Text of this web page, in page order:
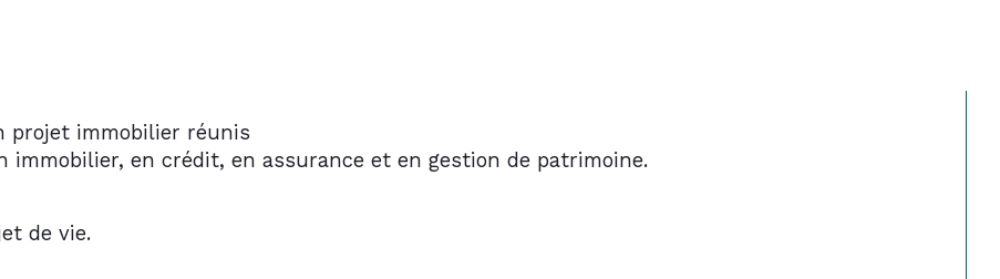
projet immobilier réunis
immobilier, en crédit, en assurance et en gestion de patrimoine.
de vie.